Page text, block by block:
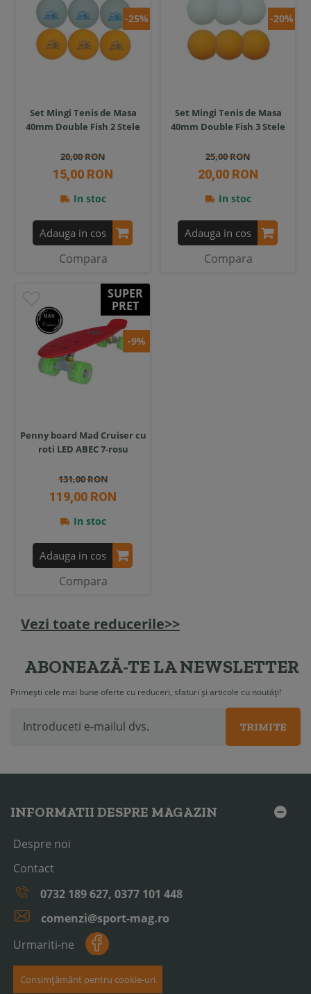
-25%
Set Mingi Tenis de Masa
40mm Double Fish 2 Stele
20,00 RON
15,00 RON
In stoc
Adauga in cos
Compara
-20%
Set Mingi Tenis de Masa
40mm Double Fish 3 Stele
25,00 RON
20,00 RON
In stoc
Adauga in cos
Compara
SUPER
PRET
-9%
Penny board Mad Cruiser cu
roti LED ABEC 7-rosu
131,00 RON
119,00 RON
In stoc
Adauga in cos
Compara
Vezi toate reducerile>>
ABONEAZĂ-TE LA NEWSLETTER
Primești cele mai bune oferte cu reduceri, sfaturi și articole cu noutăți!
TRIMITE
INFORMATII DESPRE MAGAZIN
Despre noi
Contact
0732 189 627, 0377 101 448
comenzi@sport-mag.ro
Urmariti-ne
Consimțământ pentru cookie-uri